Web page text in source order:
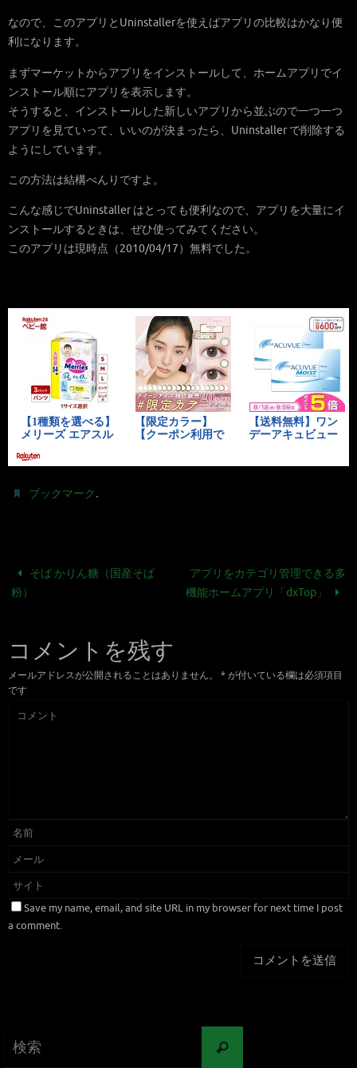
なので、このアプリとUninstallerを使えばアプリの比較はかなり便
利になります。
まずマーケットからアプリをインストールして、ホームアプリでイ
ンストール順にアプリを表示します。
そうすると、インストールした新しいアプリから並ぶので一つ一つ
アプリを見ていって、いいのが決まったら、Uninstaller で削除する
ようにしています。
この方法は結構べんりですよ。
こんな感じでUninstaller はとっても便利なので、アプリを大量にイ
ンストールするときは、ぜひ使ってみてください。
このアプリは現時点（2010/04/17）無料でした。
ブックマーク.
そば かりん糖（国産そば
粉）
アプリをカテゴリ管理できる多
機能ホームアプリ「dxTop」
コメントを残す
メールアドレスが公開されることはありません。 * が付いている欄は必須項目
です
Save my name, email, and site URL in my browser for next time I post
a comment.